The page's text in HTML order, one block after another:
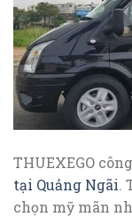
THUEXEGO
tại Quảng Ngãi.
chọn mỹ mãn